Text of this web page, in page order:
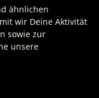
ähnlichen
wir Deine Aktivität
sowie zur
unsere